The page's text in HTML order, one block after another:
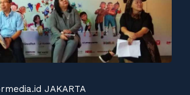
JAKARTA